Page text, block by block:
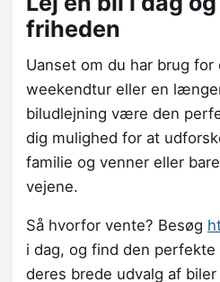
friheden
Uanset om du har brug for
weekendtur eller en
biludlejning være den
dig mulighed for at
familie og venner eller
vejene.
Så hvorfor vente? Besøg
i dag, og find den
deres brede udvalg af